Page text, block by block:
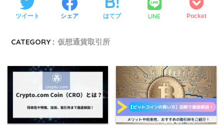
ツイート シェア はてブ LINE Pocket
CATEGORY : 仮想通貨取引所